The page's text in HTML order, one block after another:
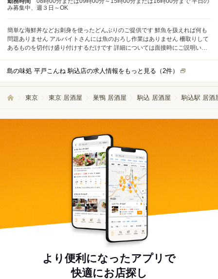
み募集中、週３日～OK
簡単な海鮮丼などお刺身を使ったどんぶりのご提供です 鮮魚を扱えれば何も
問題ありません アルバイトさんには魚のおろし作業はありません 柵取りして
あるものを切付け盛り付けするだけです 詳細については面接時にご説明いた
島の味処 平戸こんね 駒込店の求人情報をもっと見る（2件）
東京 東京 居酒屋 巣鴨 居酒屋 駒込 居酒屋 駒込駅 居酒
より便利になったアプリで
快適にお店探し